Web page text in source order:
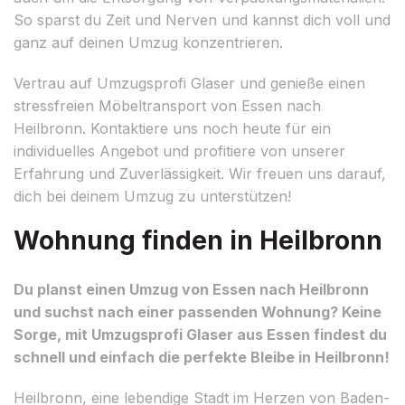
So sparst du Zeit und Nerven und kannst dich voll und
ganz auf deinen Umzug konzentrieren.
Vertrau auf Umzugsprofi Glaser und genieße einen
stressfreien Möbeltransport von Essen nach
Heilbronn. Kontaktiere uns noch heute für ein
individuelles Angebot und profitiere von unserer
Erfahrung und Zuverlässigkeit. Wir freuen uns darauf,
dich bei deinem Umzug zu unterstützen!
Wohnung finden in Heilbronn
Du planst einen Umzug von Essen nach Heilbronn
und suchst nach einer passenden Wohnung? Keine
Sorge, mit Umzugsprofi Glaser aus Essen findest du
schnell und einfach die perfekte Bleibe in Heilbronn!
Heilbronn, eine lebendige Stadt im Herzen von Baden-